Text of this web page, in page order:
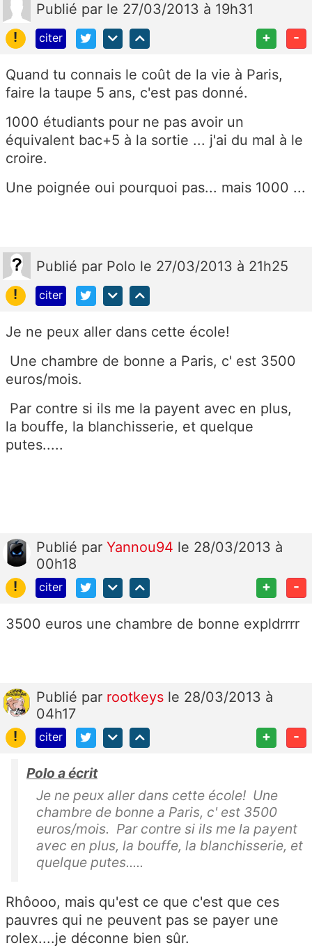
Publié par le 27/03/2013 à 19h31
!
citer + -
Quand tu connais le coût de la vie à Paris,
faire la taupe 5 ans, c'est pas donné.
1000 étudiants pour ne pas avoir un
équivalent bac+5 à la sortie ... j'ai du mal à le
croire.
Une poignée oui pourquoi pas... mais 1000 ...
Publié par Polo le 27/03/2013 à 21h25
!
citer
Je ne peux aller dans cette école!
Une chambre de bonne a Paris, c' est 3500
euros/mois.
Par contre si ils me la payent avec en plus,
la bouffe, la blanchisserie, et quelque
putes.....
Publié par Yannou94 le 28/03/2013 à
00h18
!
citer + -
3500 euros une chambre de bonne expldrrrr
Publié par rootkeys le 28/03/2013 à
04h17
!
citer + -
Polo a écrit
Je ne peux aller dans cette école! Une
chambre de bonne a Paris, c' est 3500
euros/mois. Par contre si ils me la payent
avec en plus, la bouffe, la blanchisserie, et
quelque putes.....
Rhôooo, mais qu'est ce que c'est que ces
pauvres qui ne peuvent pas se payer une
rolex....je déconne bien sûr.